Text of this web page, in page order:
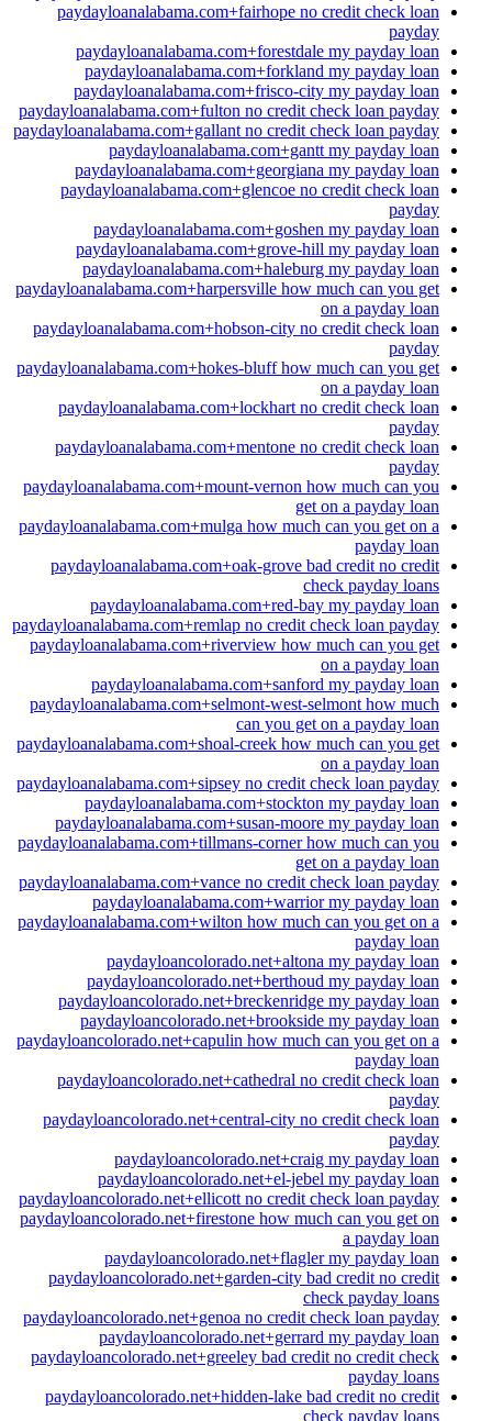
paydayloanalabama.com+fairhope no credit check loan
payday
paydayloanalabama.com+forestdale my payday loan
paydayloanalabama.com+forkland my payday loan
paydayloanalabama.com+frisco-city my payday loan
paydayloanalabama.com+fulton no credit check loan payday
paydayloanalabama.com+gallant no credit check loan payday
paydayloanalabama.com+gantt my payday loan
paydayloanalabama.com+georgiana my payday loan
paydayloanalabama.com+glencoe no credit check loan
payday
paydayloanalabama.com+goshen my payday loan
paydayloanalabama.com+grove-hill my payday loan
paydayloanalabama.com+haleburg my payday loan
paydayloanalabama.com+harpersville how much can you get
on a payday loan
paydayloanalabama.com+hobson-city no credit check loan
payday
paydayloanalabama.com+hokes-bluff how much can you get
on a payday loan
paydayloanalabama.com+lockhart no credit check loan
payday
paydayloanalabama.com+mentone no credit check loan
payday
paydayloanalabama.com+mount-vernon how much can you
get on a payday loan
paydayloanalabama.com+mulga how much can you get on a
payday loan
paydayloanalabama.com+oak-grove bad credit no credit
check payday loans
paydayloanalabama.com+red-bay my payday loan
paydayloanalabama.com+remlap no credit check loan payday
paydayloanalabama.com+riverview how much can you get
on a payday loan
paydayloanalabama.com+sanford my payday loan
paydayloanalabama.com+selmont-west-selmont how much
can you get on a payday loan
paydayloanalabama.com+shoal-creek how much can you get
on a payday loan
paydayloanalabama.com+sipsey no credit check loan payday
paydayloanalabama.com+stockton my payday loan
paydayloanalabama.com+susan-moore my payday loan
paydayloanalabama.com+tillmans-corner how much can you
get on a payday loan
paydayloanalabama.com+vance no credit check loan payday
paydayloanalabama.com+warrior my payday loan
paydayloanalabama.com+wilton how much can you get on a
payday loan
paydayloancolorado.net+altona my payday loan
paydayloancolorado.net+berthoud my payday loan
paydayloancolorado.net+breckenridge my payday loan
paydayloancolorado.net+brookside my payday loan
paydayloancolorado.net+capulin how much can you get on a
payday loan
paydayloancolorado.net+cathedral no credit check loan
payday
paydayloancolorado.net+central-city no credit check loan
payday
paydayloancolorado.net+craig my payday loan
paydayloancolorado.net+el-jebel my payday loan
paydayloancolorado.net+ellicott no credit check loan payday
paydayloancolorado.net+firestone how much can you get on
a payday loan
paydayloancolorado.net+flagler my payday loan
paydayloancolorado.net+garden-city bad credit no credit
check payday loans
paydayloancolorado.net+genoa no credit check loan payday
paydayloancolorado.net+gerrard my payday loan
paydayloancolorado.net+greeley bad credit no credit check
payday loans
paydayloancolorado.net+hidden-lake bad credit no credit
check payday loans